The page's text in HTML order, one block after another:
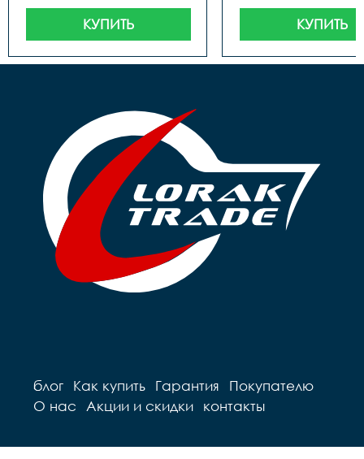
см
70
Размер Упаковка Высота,
см
30
КУПИТЬ КУПИТЬ
блог Как купить Гарантия
Покупателю
О нас
Акции и скидки контакты